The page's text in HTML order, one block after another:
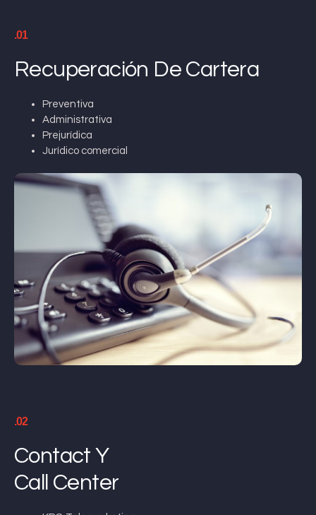
.01
Recuperación De Cartera
Preventiva
Administrativa
Prejurídica
Jurídico comercial
.02
Contact Y
Call Center